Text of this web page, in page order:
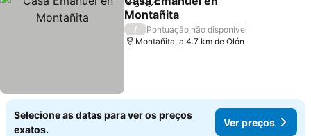
PartilharAdicionar aos favoritos
Montañita
Ver preços
/
Pontuação não disponível
Montañita, a 4.7 km de Olón
Selecione as datas para ver os preços
exatos.
Ver preços